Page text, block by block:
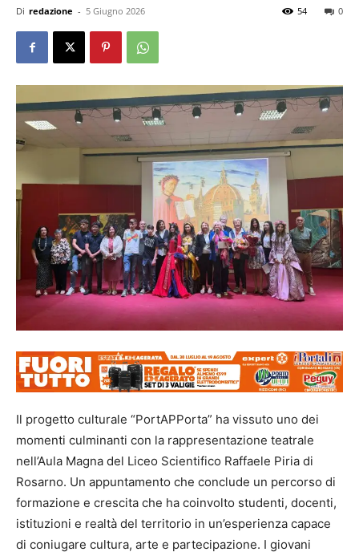
Di redazione - 5 Giugno 2026 0
54
Il progetto culturale “PortAPPorta” ha vissuto uno dei
momenti culminanti con la rappresentazione teatrale
nell’Aula Magna del Liceo Scientifico Raffaele Piria di
Rosarno. Un appuntamento che conclude un percorso di
formazione e crescita che ha coinvolto studenti, docenti,
istituzioni e realtà del territorio in un’esperienza capace
di coniugare cultura, arte e partecipazione. I giovani